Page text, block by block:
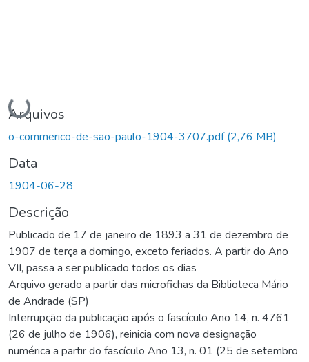
Carregando...
Arquivos
o-commerico-de-sao-paulo-1904-3707.pdf(2,76 MB)
Data
1904-06-28
Descrição
Publicado de 17 de janeiro de 1893 a 31 de dezembro de
1907 de terça a domingo, exceto feriados. A partir do Ano
VII, passa a ser publicado todos os dias
Arquivo gerado a partir das microfichas da Biblioteca Mário
de Andrade (SP)
Interrupção da publicação após o fascículo Ano 14, n. 4761
(26 de julho de 1906), reinicia com nova designação
numérica a partir do fascículo Ano 13, n. 01 (25 de setembro